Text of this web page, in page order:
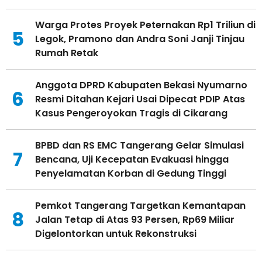
5
Warga Protes Proyek Peternakan Rp1 Triliun di
Legok, Pramono dan Andra Soni Janji Tinjau
Rumah Retak
6
Anggota DPRD Kabupaten Bekasi Nyumarno
Resmi Ditahan Kejari Usai Dipecat PDIP Atas
Kasus Pengeroyokan Tragis di Cikarang
7
BPBD dan RS EMC Tangerang Gelar Simulasi
Bencana, Uji Kecepatan Evakuasi hingga
Penyelamatan Korban di Gedung Tinggi
8
Pemkot Tangerang Targetkan Kemantapan
Jalan Tetap di Atas 93 Persen, Rp69 Miliar
Digelontorkan untuk Rekonstruksi